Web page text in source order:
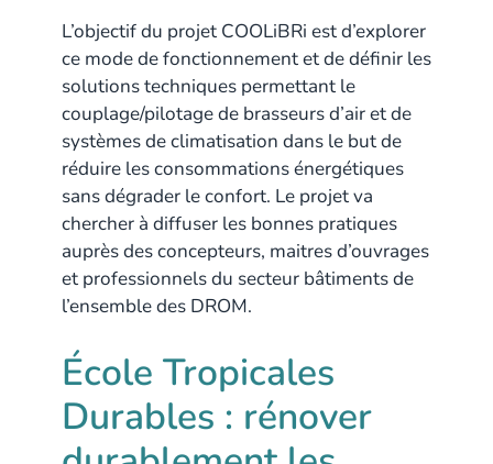
L’objectif du projet COOLiBRi est d’explorer
ce mode de fonctionnement et de définir les
solutions techniques permettant le
couplage/pilotage de brasseurs d’air et de
systèmes de climatisation dans le but de
réduire les consommations énergétiques
sans dégrader le confort. Le projet va
chercher à diffuser les bonnes pratiques
auprès des concepteurs, maitres d’ouvrages
et professionnels du secteur bâtiments de
l’ensemble des DROM.
École Tropicales
Durables : rénover